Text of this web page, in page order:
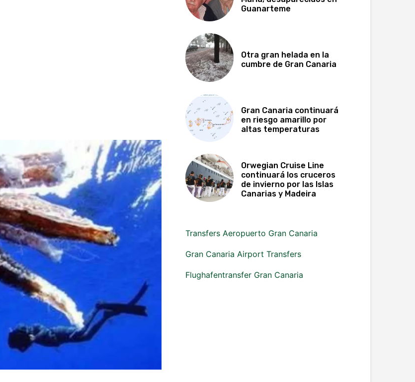
Guanarteme
Otra gran helada en la
cumbre de Gran Canaria
Gran Canaria continuará
en riesgo amarillo por
altas temperaturas
Orwegian Cruise Line
continuará los cruceros
de invierno por las Islas
Canarias y Madeira
Transfers Aeropuerto Gran Canaria
Gran Canaria Airport Transfers
Flughafentransfer Gran Canaria